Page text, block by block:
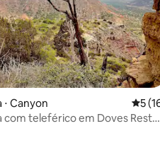
média de 5, 92 avaliações
⋅ Canyon 5 de
5
com teleférico em Doves Rest